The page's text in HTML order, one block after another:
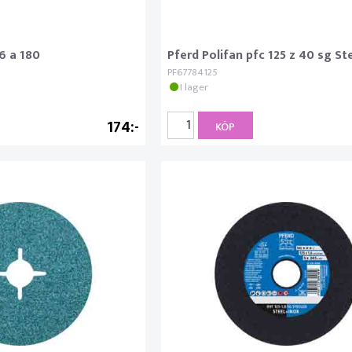
a 180
174
Pferd Polifan pfc 125 z 40 sg
PF67784125
I lager
KÖP